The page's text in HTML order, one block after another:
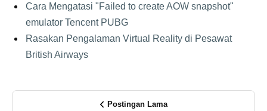
Cara Mengatasi "Failed to create AOW snapshot"
emulator Tencent PUBG
Rasakan Pengalaman Virtual Reality di Pesawat
British Airways
Postingan Lama